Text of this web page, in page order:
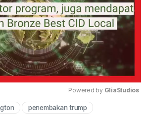
Powered by GliaStudios
penembakan trump